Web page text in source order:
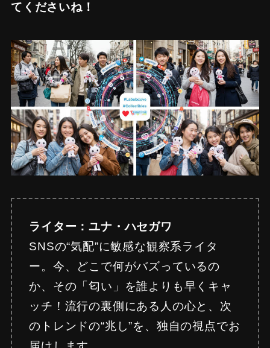
てくださいね！
ライター：ユナ・ハセガワ
SNSの“気配”に敏感な観察系ライタ
ー。今、どこで何がバズっているの
か、その「匂い」を誰よりも早くキャ
ッチ！流行の裏側にある人の心と、次
のトレンドの“兆し”を、独自の視点でお